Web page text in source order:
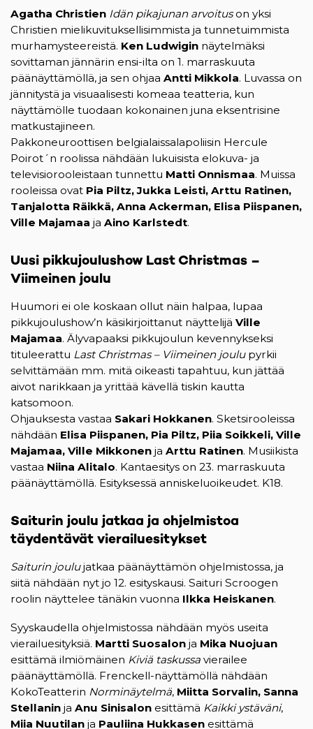
Agatha Christien Idän pikajunan arvoituson yksi
Christien mielikuvituksellisimmista ja tunnetuimmista
murhamysteereistä. Ken Ludwigin näytelmäksi
sovittaman jännärin ensi-ilta on 1. marraskuuta
päänäyttämöllä, ja sen ohjaa Antti Mikkola. Luvassa on
jännitystä ja visuaalisesti komeaa teatteria, kun
näyttämölle tuodaan kokonainen juna eksentrisine
matkustajineen.
Pakkoneuroottisen belgialaissalapoliisin Hercule
Poirot´n roolissa nähdään lukuisista elokuva- ja
televisiorooleistaan tunnettu Matti Onnismaa. Muissa
rooleissa ovat Pia Piltz, Jukka Leisti, Arttu Ratinen,
Tanjalotta Räikkä, Anna Ackerman, Elisa Piispanen,
Ville Majamaa ja Aino Karlstedt.
Uusi pikkujoulushow Last Christmas –
Viimeinen joulu
Huumori ei ole koskaan ollut näin halpaa, lupaa
pikkujoulushow’n käsikirjoittanut näyttelijä Ville
Majamaa. Älyvapaaksi pikkujoulun kevennykseksi
tituleerattu Last Christmas – Viimeinen joulupyrkii
selvittämään mm. mitä oikeasti tapahtuu, kun jättää
aivot narikkaan ja yrittää kävellä tiskin kautta
katsomoon.
Ohjauksesta vastaa Sakari Hokkanen. Sketsirooleissa
nähdään Elisa Piispanen, Pia Piltz, Piia Soikkeli, Ville
Majamaa, Ville Mikkonen ja Arttu Ratinen. Musiikista
vastaa Niina Alitalo. Kantaesitys on 23. marraskuuta
päänäyttämöllä. Esityksessä anniskeluoikeudet. K18.
Saiturin joulu jatkaa ja ohjelmistoa
täydentävät vierailuesitykset
Saiturin joulujatkaa päänäyttämön ohjelmistossa, ja
siitä nähdään nyt jo 12. esityskausi. Saituri Scroogen
roolin näyttelee tänäkin vuonna Ilkka Heiskanen.
Syyskaudella ohjelmistossa nähdään myös useita
vierailuesityksiä. Martti Suosalon ja Mika Nuojuan
esittämä ilmiömäinen Kiviä taskussa vierailee
päänäyttämöllä. Frenckell-näyttämöllä nähdään
KokoTeatterin Norminäytelmä, Miitta Sorvalin, Sanna
Stellanin ja Anu Sinisalon esittämä Kaikki ystäväni,
Miia Nuutilan ja Pauliina Hukkasen esittämä